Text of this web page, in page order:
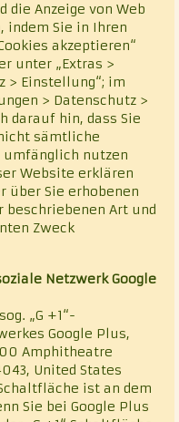
die Anzeige von Web
indem Sie in Ihren
akzeptieren“
unter „Extras >
> Einstellung“; im
> Datenschutz >
darauf hin, dass Sie
sämtliche
nutzen
Website erklären
über Sie erhobenen
beschriebenen Art und
Zweck
Netzwerk Google
„G +1“-
Google Plus,
Amphitheatre
United States
ist an dem
Sie bei Google Plus